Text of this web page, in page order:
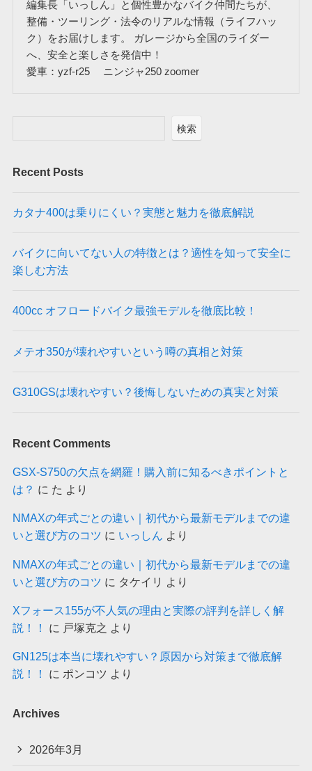
編集長「いっしん」と個性豊かなバイク仲間たちが、
整備・ツーリング・法令のリアルな情報（ライフハッ
ク）をお届けします。 ガレージから全国のライダー
へ、安全と楽しさを発信中！
愛車：yzf-r25 ニンジャ250 zoomer
検索
Recent Posts
カタナ400は乗りにくい？実態と魅力を徹底解説
バイクに向いてない人の特徴とは？適性を知って安全に
楽しむ方法
400cc オフロードバイク最強モデルを徹底比較！
メテオ350が壊れやすいという噂の真相と対策
G310GSは壊れやすい？後悔しないための真実と対策
Recent Comments
GSX-S750の欠点を網羅！購入前に知るべきポイントと
は？ に た より
NMAXの年式ごとの違い｜初代から最新モデルまでの違
いと選び方のコツ に いっしん より
NMAXの年式ごとの違い｜初代から最新モデルまでの違
いと選び方のコツ に タケイリ より
Xフォース155が不人気の理由と実際の評判を詳しく解
説！！
に 戸塚克之 より
GN125は本当に壊れやすい？原因から対策まで徹底解
説！！
に ポンコツ より
Archives
2026年3月